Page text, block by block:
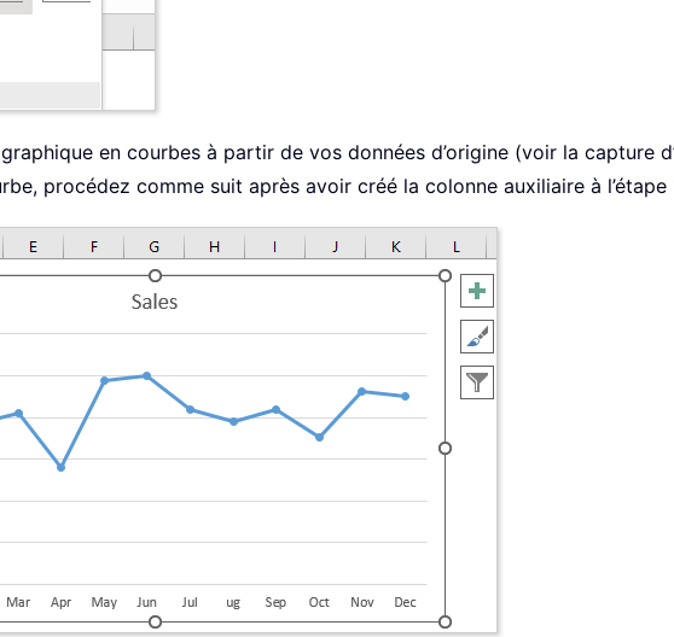
en courbes à partir de vos données d’origine (voir la capture
procédez comme suit après avoir créé la colonne auxiliaire à l’étape